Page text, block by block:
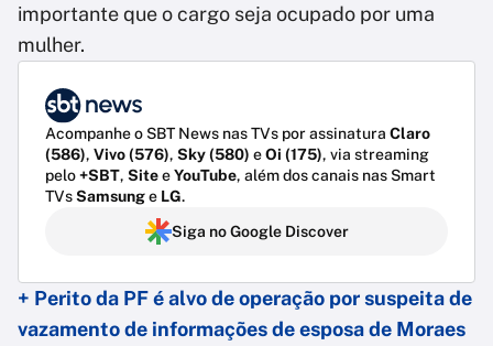
importante que o cargo seja ocupado por uma
mulher.
Acompanhe o SBT News nas TVs por assinatura Claro
(586), Vivo (576), Sky (580) eOi (175), via streaming
pelo+SBT, SiteeYouTube, além dos canais nas Smart
TVsSamsunge LG.
Siga no Google Discover
+ Perito da PF é alvo de operação por suspeita de
vazamento de informações de esposa de Moraes